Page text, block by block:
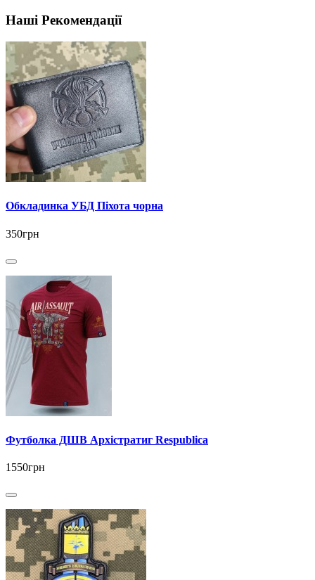
Наші Рекомендації
Обкладинка УБД Піхота чорна
350грн
Футболка ДШВ Архістратиг Respublica
1550грн